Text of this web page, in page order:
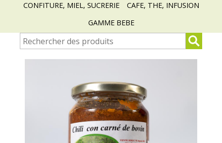
CONFITURE, MIEL, SUCRERIE
CAFE, THE, INFUSION
GAMME BEBE